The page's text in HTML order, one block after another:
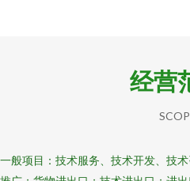
经营
一般项目：技术服务、技术开发、技